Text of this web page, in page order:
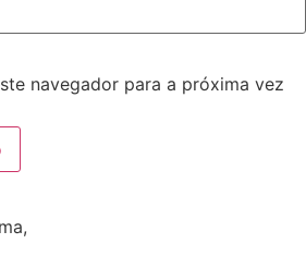
navegador para a próxima vez